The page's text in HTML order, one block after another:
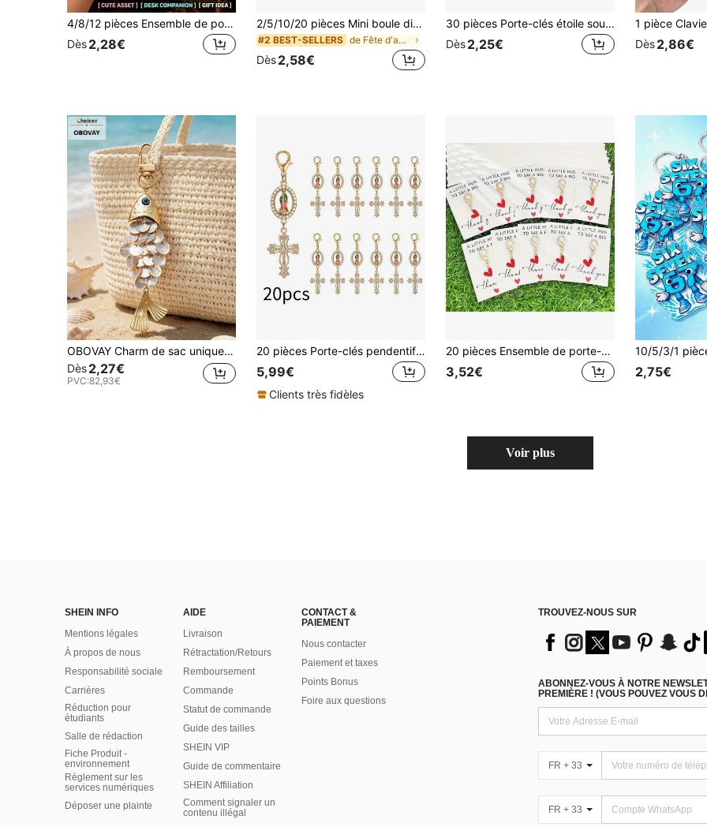
4/8/12 pièces Ensemble de porte-clés mignon de dumplings & brioches, pendentif charmant de sac de nourriture miniature, couleur aléatoire, convient pour sac à dos, sac à main et accessoires de porte-clés, parfait comme cadeaux de fête, remplisseurs de sacs cadeaux, prix, cadeaux d'anniversaire et cadeaux de vacances
Dès2,28€
2/5/10/20 pièces Mini boule disco porte-clés, porte-clés brillant, anneau de sac, charm de sac à dos, pendentif de téléphone, cadeau pour femmes, cadeau de mariage, cadeau de fête, cadeau d'anniversaire
#2 BEST-SELLERS de Fête d'anniversaire Porte-clés Party Favor Pack
Dès2,58€
30 pièces Porte-clés étoile souriante, cadeau fête des mères, cadeau fête des pères, Pâques, Thanksgiving, Saint-Patrick, cadeau rentrée scolaire, collègue, ami, cadeau d'anniversaire, décoration de fête essentielle
Dès2,25€
Dès2,86€
OBOVAY Charm de sac unique et créatif en forme de coquillage de poisson avec franges - Accessoire bohème pour vacances/station balnéaire/thème océan, forme d'écailles de poisson, pendentif de voiture, parfait pour accrocher sur des sacs en paille, des sacs à dos, des portefeuilles, des étuis d'écouteurs, des sacs en canevas ou des clés, accessoire de mode, petit cadeau mignon pour les voyages à la plage ou l'été. Cadeau d'anniversaire et d'anniversaire, cadeau de fête, cadeau de la Saint-Valentin, cadeau de demoiselle d'honneur, cadeau pour lui/elle, meilleures vacances d'été, vacances d'été 2026
Dès2,27€
PVC:82,93€
20 pièces Porte-clés pendentif croix en perles dorées et strass, breloque de sac croix religieuse, convient pour le baptême, la première communion, les cadeaux de mariage
5,99€
Clients très fidèles
20 pièces Ensemble de porte-clés en alliage de couleur or en forme de cœur, convient aux femmes - Pendentif en forme de cœur, livré avec une carte de remerciement - Mousqueton, alliage de zinc - Cadeau réfléchi pour les enseignantes, les mamans, les petites amies, les meilleures amies - Anniversaire, Noël, Action de grâce, Fête des enseignants, Remise des diplômes, Souvenir commémoratif, Accessoire de mode, Design élégant, Porte-clés de qualité, Artisanat raffiné, Porte-clés souvenir, Cadeau de Fête des enseignants, Porte-clés, Porte-clés pour femmes
3,52€ 2,75€
Voir plus
SHEIN INFO
Mentions légales
À propos de nous
Responsabilité sociale
Carrières
Réduction pour
étudiants
Salle de rédaction
Fiche Produit -
environnement
Règlement sur les
services numériques
Déposer une plainte
AIDE
Livraison
Rétractation/Retours
Remboursement
Commande
Statut de commande
Guide des tailles
SHEIN VIP
Guide de commentaire
SHEIN Affiliation
Comment signaler un
contenu illégal
CONTACT &
PAIEMENT
Nous contacter
Paiement et taxes
Points Bonus
Foire aux questions
TROUVEZ-NOUS SUR
ABONNEZ-VOUS À NOTRE
PREMIÈRE ! (VOUS POUVEZ VOUS
FR + 33
FR + 33